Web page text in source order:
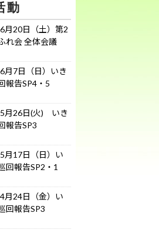
動
月20日（土）第2
れ会 全体会議
月7日（日）いき
報告SP4・5
月26日(火) いき
報告SP3
月17日（日）い
回報告SP2・1
月24日（金）い
回報告SP3